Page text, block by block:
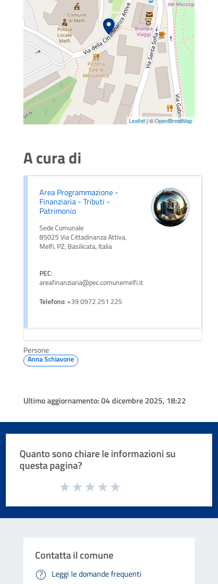
Leaflet | ©OpenStreetMap
A cura di
Area Programmazione -
Finanziaria - Tributi -
Patrimonio
Sede Comunale
85025 Via Cittadinanza Attiva,
Melfi, PZ, Basilicata, Italia
PEC:
areafinanziaria@pec.comunemelfi.it
Telefono: +39 0972 251 225
Persone
Anna Schiavone
Ultimo aggiornamento: 04 dicembre 2025, 18:22
Quanto sono chiare le informazioni su
questa pagina?
Valuta da 1 a 5 stelle la pagina
Contatta il comune
Leggi le domande frequenti